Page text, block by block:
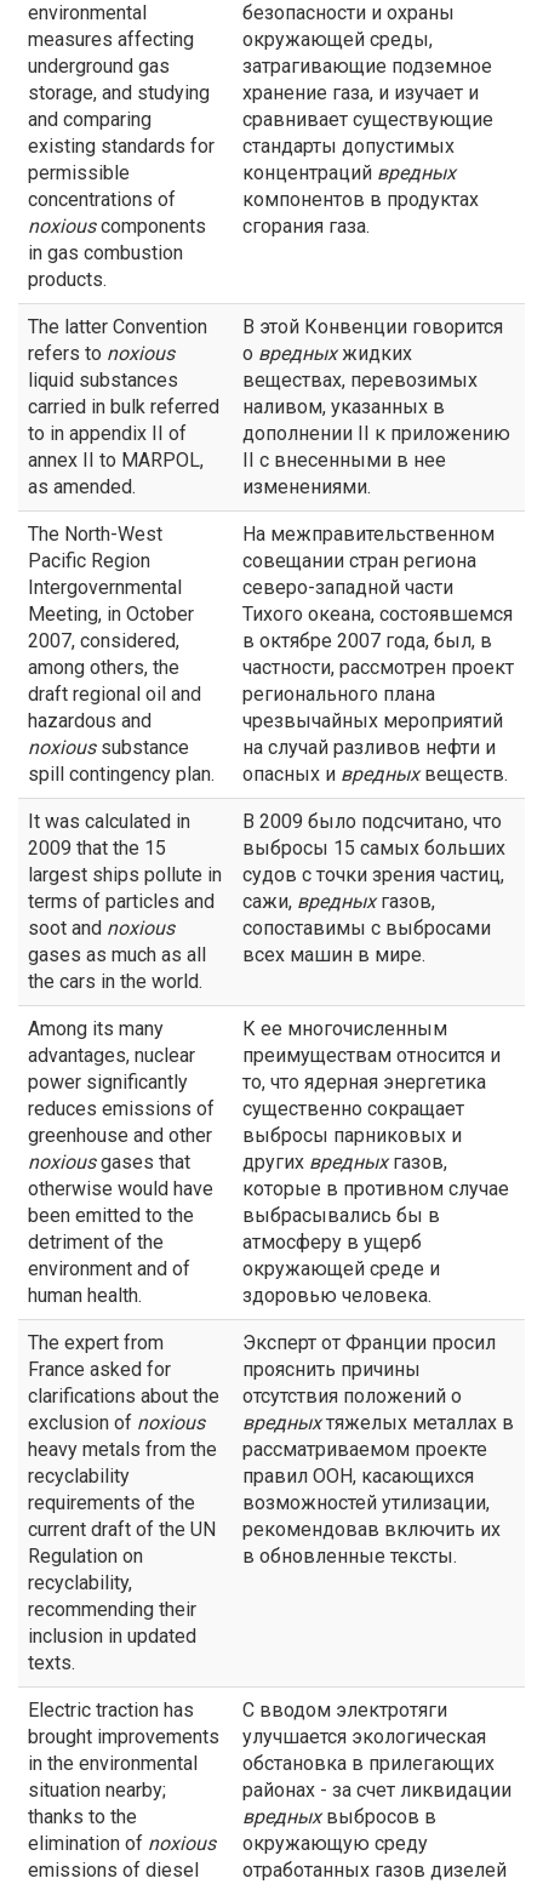
environmental
measures affecting
underground gas
storage, and studying
and comparing
existing standards for
permissible
concentrations of
noxiouscomponents
in gas combustion
products.
безопасности и охраны
окружающей среды,
затрагивающие подземное
хранение газа, и изучает и
сравнивает существующие
стандарты допустимых
концентраций вредных
компонентов в продуктах
сгорания газа.
The latter Convention
refers to noxious
liquid substances
carried in bulk referred
to in appendix II of
annex II to MARPOL,
as amended.
В этой Конвенции говорится
о вредныхжидких
веществах, перевозимых
наливом, указанных в
дополнении II к приложению
II с внесенными в нее
изменениями.
The North-West
Pacific Region
Intergovernmental
Meeting, in October
2007, considered,
among others, the
draft regional oil and
hazardous and
noxioussubstance
spill contingency plan.
На межправительственном
совещании стран региона
северо-западной части
Тихого океана, состоявшемся
в октябре 2007 года, был, в
частности, рассмотрен проект
регионального плана
чрезвычайных мероприятий
на случай разливов нефти и
опасных и вредныхвеществ.
It was calculated in
2009 that the 15
largest ships pollute in
terms of particles and
soot and noxious
gases as much as all
the cars in the world.
В 2009 было подсчитано, что
выбросы 15 самых больших
судов с точки зрения частиц,
сажи, вредныхгазов,
сопоставимы с выбросами
всех машин в мире.
Among its many
advantages, nuclear
power significantly
reduces emissions of
greenhouse and other
noxiousgases that
otherwise would have
been emitted to the
detriment of the
environment and of
human health.
К ее многочисленным
преимуществам относится и
то, что ядерная энергетика
существенно сокращает
выбросы парниковых и
других вредныхгазов,
которые в противном случае
выбрасывались бы в
атмосферу в ущерб
окружающей среде и
здоровью человека.
The expert from
France asked for
clarifications about the
exclusion of noxious
heavy metals from the
recyclability
requirements of the
current draft of the UN
Regulation on
recyclability,
recommending their
inclusion in updated
texts.
Эксперт от Франции просил
прояснить причины
отсутствия положений о
вредныхтяжелых металлах в
рассматриваемом проекте
правил ООН, касающихся
возможностей утилизации,
рекомендовав включить их
в обновленные тексты.
Electric traction has
brought improvements
in the environmental
situation nearby;
thanks to the
elimination of noxious
emissions of diesel
С вводом электротяги
улучшается экологическая
обстановка в прилегающих
районах - за счет ликвидации
вредныхвыбросов в
окружающую среду
отработанных газов дизелей